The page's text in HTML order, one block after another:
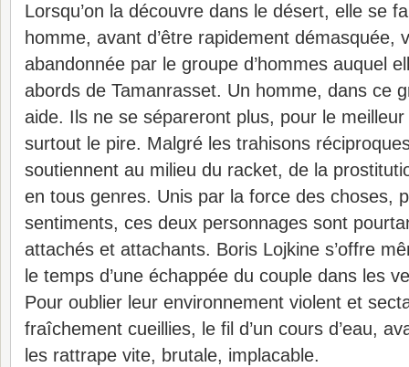
Lorsqu’on la découvre dans le désert, elle se
homme, avant d’être rapidement démasquée,
abandonnée par le groupe d’hommes auquel
abords de Tamanrasset. Un homme, dans ce
aide. Ils ne se sépareront plus, pour le
surtout le pire. Malgré les trahisons
soutiennent au milieu du racket, de la
en tous genres. Unis par la force des choses,
sentiments, ces deux personnages sont
attachés et attachants. Boris Lojkine s’offre
le temps d’une échappée du couple dans les
Pour oublier leur environnement violent et
fraîchement cueillies, le fil d’un cours d’eau,
les rattrape vite, brutale, implacable.